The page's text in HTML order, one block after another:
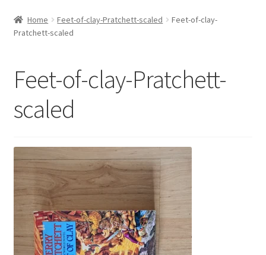
Contact
Home Feet-of-clay-Pratchett-scaled
Feet-of-clay-
Pratchett-scaled
Feet-of-clay-Pratchett-
scaled